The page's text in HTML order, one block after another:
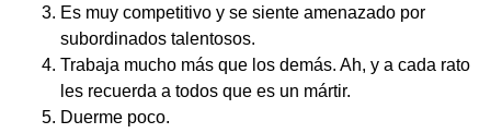
Es muy competitivo y se siente amenazado por
subordinados talentosos.
Trabaja mucho más que los demás. Ah, y a cada rato
les recuerda a todos que es un mártir.
Duerme poco.